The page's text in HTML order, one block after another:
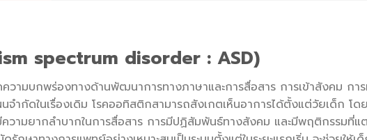
spectrum disorder : ASD)
วามบกพร่องทางด้านพัฒนาการทางภาษาและการสื่อสาร การเข้าสังคม กา
จำกัดในเรื่องเดิม โรคออทิสติกสามารถสังเกตเห็นอาการได้ตั้งแต่วัยเด็ก โ
ามยากลำบากในการสื่อสาร การมีปฏิสัมพันธ์ทางสังคม และมีพฤติกรรมที่แ